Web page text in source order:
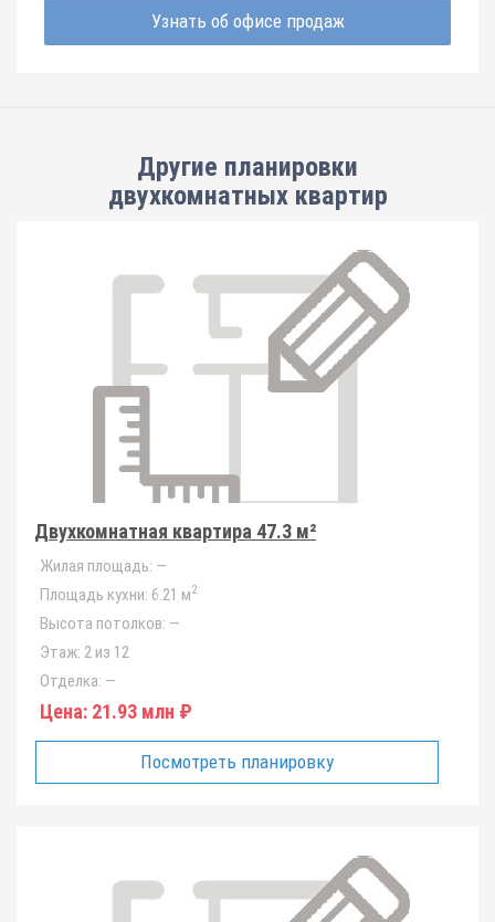
Узнать об офисе продаж
Другие планировки
двухкомнатных квартир
Двухкомнатная квартира 47.3 м²
Жилая площадь: —
Площадь кухни: 6.21 м2
Высота потолков: —
Этаж: 2 из 12
Отделка: —
Цена: 21.93 млн ₽
Посмотреть планировку